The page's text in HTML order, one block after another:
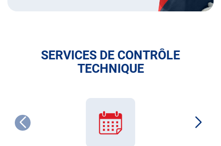
SERVICES DE CONTRÔLE
TECHNIQUE